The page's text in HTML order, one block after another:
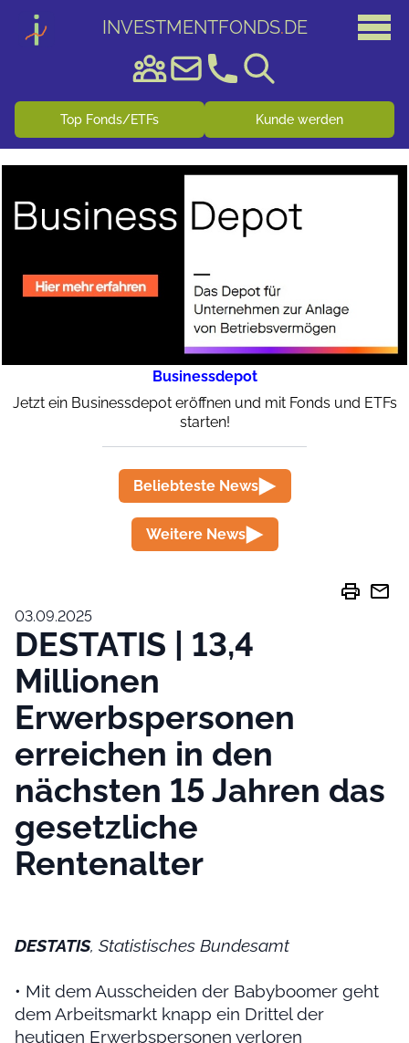
INVESTMENTFONDS.DE
Top Fonds/ETFs Kunde werden
Businessdepot
Jetzt ein Businessdepot eröffnen und mit Fonds und ETFs
starten!
Beliebteste News
Weitere News
print mail
03.09.2025
DESTATIS | 13,4
Millionen
Erwerbspersonen
erreichen in den
nächsten 15 Jahren das
gesetzliche
Rentenalter
DESTATIS, Statistisches Bundesamt
• Mit dem Ausscheiden der Babyboomer geht
dem Arbeitsmarkt knapp ein Drittel der
heutigen Erwerbspersonen verloren